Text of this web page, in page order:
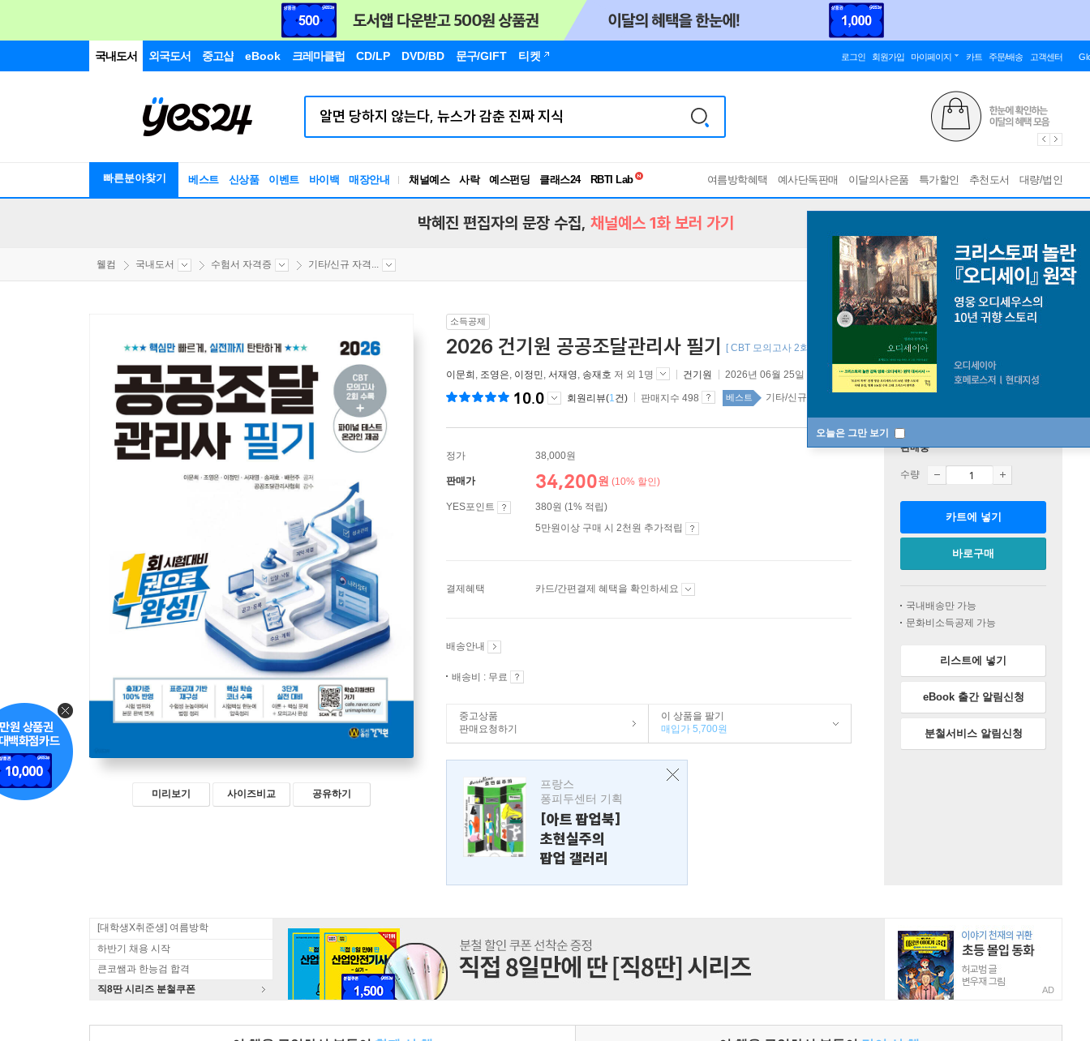
국내도서 외국도서 중고샵 eBook 크레마클럽 CD/LP DVD/BD 문구/GIFT 티켓 로그인 회원가입 마이페이지 카트 주문/배송 고객센터
빠른분야찾기 베스트 신상품 이벤트 바이백 매장안내 채널예스 사락 예스펀딩 클래스24
RBTI Lab
독서유형검사
여름방학혜택 예사단독판매 이달의사은품 특가할인 추천도서 대량/법인
오늘은 그만 보기
박혜진 편집자의 문장 수집, 채널예스 1화 보러 가기
웰컴 국내도서 수험서 자격증 기타/신규 자격...
미리보기 사이즈비교 공유하기
소득공제
2026 건기원 공공조달관리사 필기 [ CBT 모의고사 2회 수록+파이널 테스트 온라인 제공 ]
이문희 , 조영은, 이정민 , 서재영, 송재호 저 외 1명 건기원 2026년 06월 25일
10.0 회원리뷰(1건) 판매지수 498 베스트 기타/신규 자격증 37위
정가 38,000원
판매가 34,200원 (10% 할인)
YES포인트
380원 (1% 적립)
5만원이상 구매 시 2천원 추가적립
결제혜택 카드/간편결제 혜택을 확인하세요
배송안내
배송비 : 무료
중고상품
판매요청하기
이 상품을 팔기
매입가 5,700원
프랑스
퐁피두센터 기획
[아트 팝업북]
초현실주의
팝업 갤러리
판매중
수량
카트에 넣기
바로구매
국내배송만 가능
문화비소득공제 가능
리스트에 넣기
eBook 출간 알림신청
분철서비스 알림신청
[대학생X취준생] 여름방학
하반기 채용 시작
큰코쌤과 한능검 합격
직8딴 시리즈 분철쿠폰
AD